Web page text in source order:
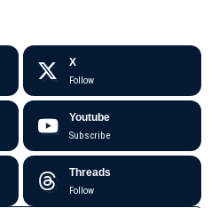
X
Follow
Youtube
Subscribe
Threads
Follow